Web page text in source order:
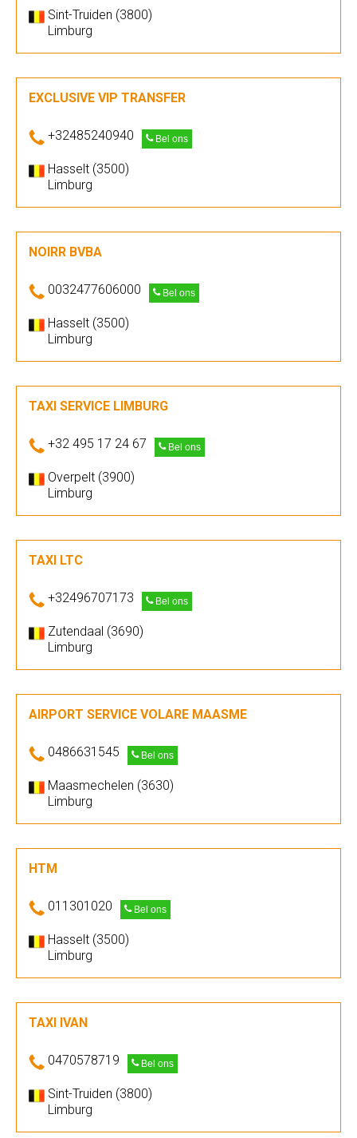
Sint-Truiden (3800)
Limburg
EXCLUSIVE VIP TRANSFER
+32485240940 Bel ons
Hasselt (3500)
Limburg
NOIRR BVBA
0032477606000 Bel ons
Hasselt (3500)
Limburg
TAXI SERVICE LIMBURG
+32 495 17 24 67 Bel ons
Overpelt (3900)
Limburg
TAXI LTC
+32496707173 Bel ons
Zutendaal (3690)
Limburg
AIRPORT SERVICE VOLARE MAASME
0486631545 Bel ons
Maasmechelen (3630)
Limburg
HTM
011301020 Bel ons
Hasselt (3500)
Limburg
TAXI IVAN
0470578719 Bel ons
Sint-Truiden (3800)
Limburg